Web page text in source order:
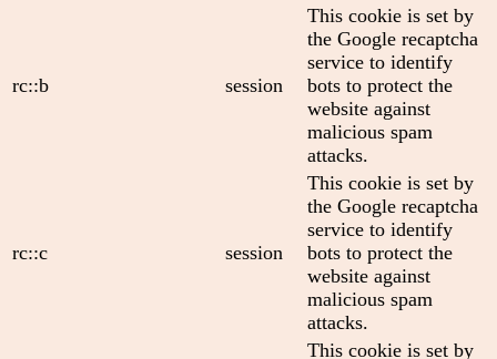
rc::b session
This cookie is set by
the Google recaptcha
service to identify
bots to protect the
website against
malicious spam
attacks.
rc::c session
This cookie is set by
the Google recaptcha
service to identify
bots to protect the
website against
malicious spam
attacks.
This cookie is set by